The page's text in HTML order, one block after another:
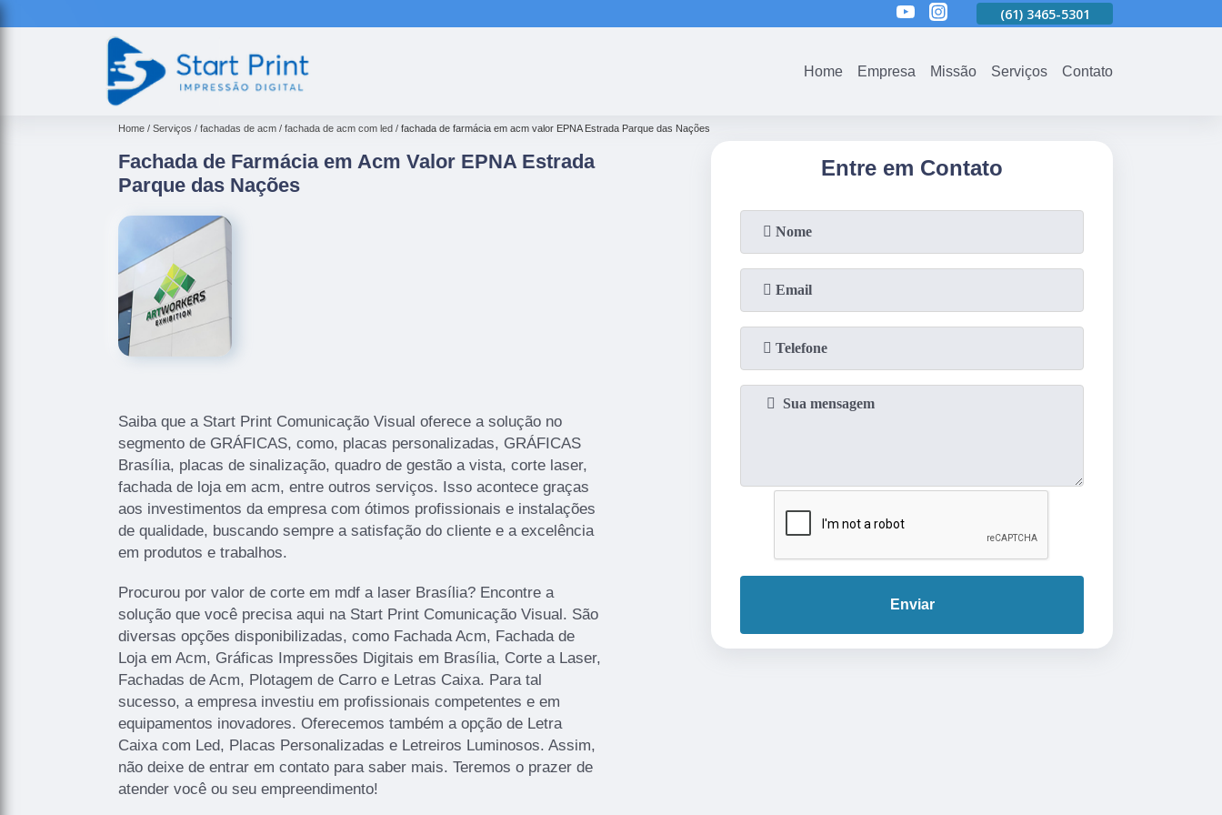
(61)3465-5301 (61)3465-5301
Home Empresa Missão Serviços Contato
Home Serviços fachadas de acm fachada de acm com led fachada de farmácia em acm valor EPNA Estrada Parque das Nações
Fachada de Farmácia em Acm Valor EPNA Estrada
Parque das Nações
Saiba que a Start Print Comunicação Visual oferece a solução no
segmento de GRÁFICAS, como, placas personalizadas, GRÁFICAS
Brasília, placas de sinalização, quadro de gestão a vista, corte laser,
fachada de loja em acm, entre outros serviços. Isso acontece graças
aos investimentos da empresa com ótimos profissionais e instalações
de qualidade, buscando sempre a satisfação do cliente e a excelência
em produtos e trabalhos.
Procurou por valor de corte em mdf a laser Brasília? Encontre a
solução que você precisa aqui na Start Print Comunicação Visual. São
diversas opções disponibilizadas, como Fachada Acm, Fachada de
Loja em Acm, Gráficas Impressões Digitais em Brasília, Corte a Laser,
Fachadas de Acm, Plotagem de Carro e Letras Caixa. Para tal
sucesso, a empresa investiu em profissionais competentes e em
equipamentos inovadores. Oferecemos também a opção de Letra
Caixa com Led, Placas Personalizadas e Letreiros Luminosos. Assim,
não deixe de entrar em contato para saber mais. Teremos o prazer de
atender você ou seu empreendimento!
Entre em Contato
Enviar